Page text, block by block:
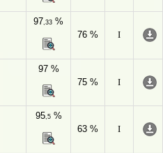
97,33 %
76 %
I
97 %
75 %
I
95,5%
63 %
I